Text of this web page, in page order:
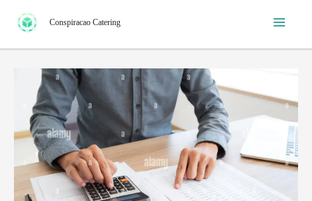
para
o
conteúdo
Conspiracao Catering